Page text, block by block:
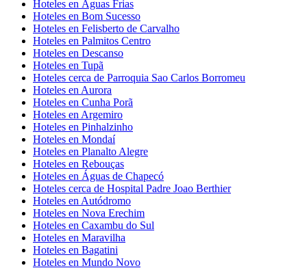
Hoteles en Águas Frias
Hoteles en Bom Sucesso
Hoteles en Felisberto de Carvalho
Hoteles en Palmitos Centro
Hoteles en Descanso
Hoteles en Tupã
Hoteles cerca de Parroquia Sao Carlos Borromeu
Hoteles en Aurora
Hoteles en Cunha Porã
Hoteles en Argemiro
Hoteles en Pinhalzinho
Hoteles en Mondaí
Hoteles en Planalto Alegre
Hoteles en Rebouças
Hoteles en Águas de Chapecó
Hoteles cerca de Hospital Padre Joao Berthier
Hoteles en Autódromo
Hoteles en Nova Erechim
Hoteles en Caxambu do Sul
Hoteles en Maravilha
Hoteles en Bagatini
Hoteles en Mundo Novo